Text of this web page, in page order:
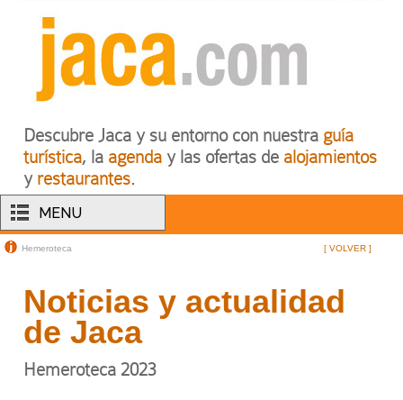
Descubre Jaca y su entorno con nuestra guía
turística, la agenda y las ofertas de alojamientos
y restaurantes.
MENU
[ VOLVER ]
Hemeroteca
Noticias y actualidad
de Jaca
Hemeroteca 2023